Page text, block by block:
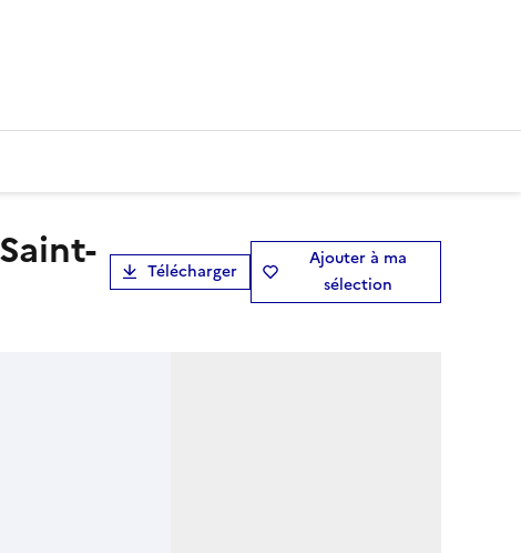
Télécharger
Ajouter à ma
sélection